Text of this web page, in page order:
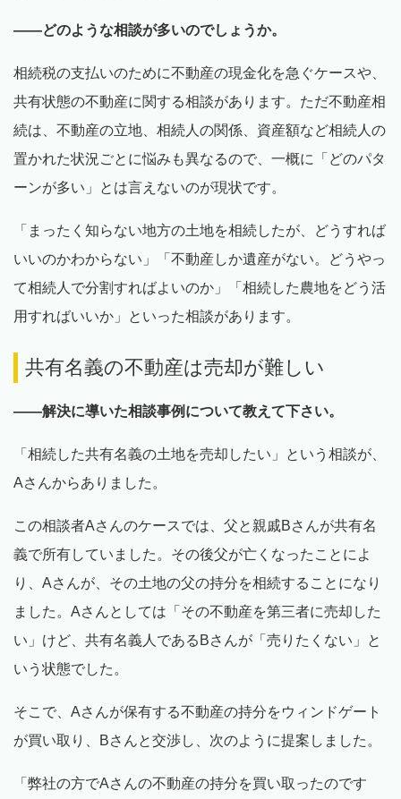
――どのような相談が多いのでしょうか。
相続税の支払いのために不動産の現金化を急ぐケースや、
共有状態の不動産に関する相談があります。ただ不動産相
続は、不動産の立地、相続人の関係、資産額など相続人の
置かれた状況ごとに悩みも異なるので、一概に「どのパタ
ーンが多い」とは言えないのが現状です。
「まったく知らない地方の土地を相続したが、どうすれば
いいのかわからない」「不動産しか遺産がない。どうやっ
て相続人で分割すればよいのか」「相続した農地をどう活
用すればいいか」といった相談があります。
共有名義の不動産は売却が難しい
――解決に導いた相談事例について教えて下さい。
「相続した共有名義の土地を売却したい」という相談が、
Aさんからありました。
この相談者Aさんのケースでは、父と親戚Bさんが共有名
義で所有していました。その後父が亡くなったことによ
り、Aさんが、その土地の父の持分を相続することになり
ました。Aさんとしては「その不動産を第三者に売却した
い」けど、共有名義人であるBさんが「売りたくない」と
いう状態でした。
そこで、Aさんが保有する不動産の持分をウィンドゲート
が買い取り、Bさんと交渉し、次のように提案しました。
「弊社の方でAさんの不動産の持分を買い取ったのです